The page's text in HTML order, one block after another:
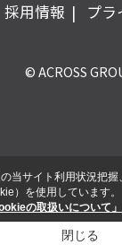
採用情報 プラ
© ACROSS
当サイト利用状況把
）を使用しています。
の取扱いについて」
閉じる